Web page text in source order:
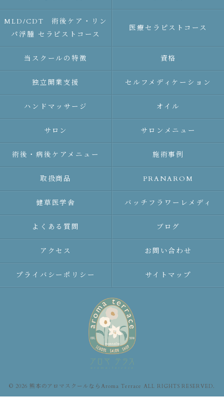
MLD/CDT 術後ケア・リン
パ浮腫 セラピストコース
医療セラピストコース
当スクールの特徴 資格
独立開業支援 セルフメディケーション
ハンドマッサージ オイル
サロン サロンメニュー
術後・病後ケアメニュー 施術事例
取扱商品 PRANAROM
健草医学舎 バッチフラワーレメディ
よくある質問 ブログ
アクセス お問い合わせ
プライバシーポリシー サイトマップ
© 2026 熊本のアロマスクールならAroma Terrace ALL RIGHTS RESERVED.